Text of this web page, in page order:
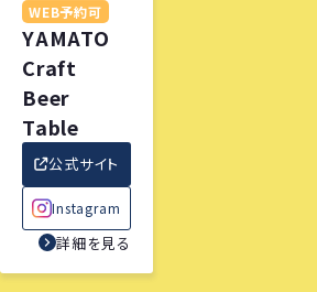
WEB予約可
YAMATO
Craft
Beer
Table
公式サイト
Instagram
詳細を見る